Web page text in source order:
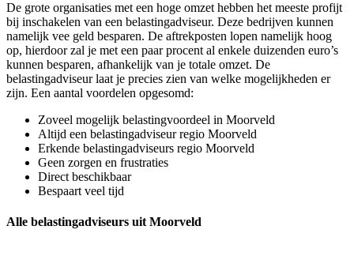
De grote organisaties met een hoge omzet hebben het meeste profijt
bij inschakelen van een belastingadviseur. Deze bedrijven kunnen
namelijk vee geld besparen. De aftrekposten lopen namelijk hoog
op, hierdoor zal je met een paar procent al enkele duizenden euro’s
kunnen besparen, afhankelijk van je totale omzet. De
belastingadviseur laat je precies zien van welke mogelijkheden er
zijn. Een aantal voordelen opgesomd:
Zoveel mogelijk belastingvoordeel in Moorveld
Altijd een belastingadviseur regio Moorveld
Erkende belastingadviseurs regio Moorveld
Geen zorgen en frustraties
Direct beschikbaar
Bespaart veel tijd
Alle belastingadviseurs uit Moorveld